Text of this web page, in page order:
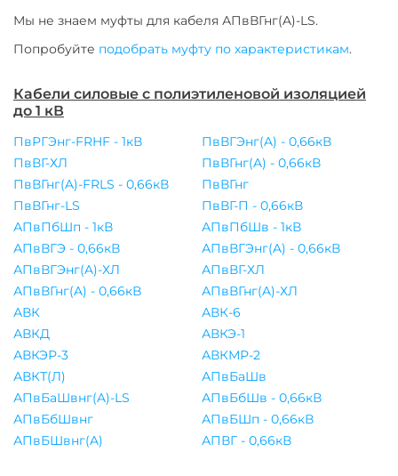
Мы не знаем муфты для кабеля АПвВГнг(A)-LS.
Попробуйте подобрать муфту по характеристикам.
Кабели силовые с полиэтиленовой изоляцией
до 1 кВ
ПвРГЭнг-FRHF - 1кВ
ПвВГЭнг(A) - 0,66кВ
ПвВГ-ХЛ
ПвВГнг(A) - 0,66кВ
ПвВГнг(A)-FRLS - 0,66кВ
ПвВГнг
ПвВГнг-LS
ПвВГ-П - 0,66кВ
АПвПбШп - 1кВ
АПвПбШв - 1кВ
АПвВГЭ - 0,66кВ
АПвВГЭнг(A) - 0,66кВ
АПвВГЭнг(A)-ХЛ
АПвВГ-ХЛ
АПвВГнг(A) - 0,66кВ
АПвВГнг(A)-ХЛ
АВК
АВК-6
АВКД
АВКЭ-1
АВКЭР-3
АВКМР-2
АВКТ(Л)
АПвБаШв
АПвБаШвнг(A)-LS
АПвБбШв - 0,66кВ
АПвБбШвнг
АПвБШп - 0,66кВ
АПвБШвнг(A)
АПВГ - 0,66кВ